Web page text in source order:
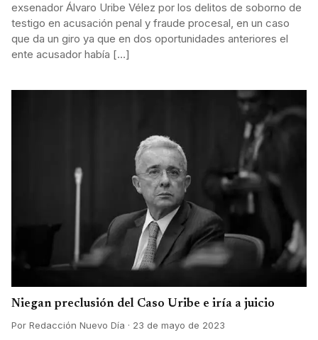
exsenador Álvaro Uribe Vélez por los delitos de soborno de
testigo en acusación penal y fraude procesal, en un caso
que da un giro ya que en dos oportunidades anteriores el
ente acusador había […]
Niegan preclusión del Caso Uribe e iría a juicio
Por Redacción Nuevo Día · 23 de mayo de 2023